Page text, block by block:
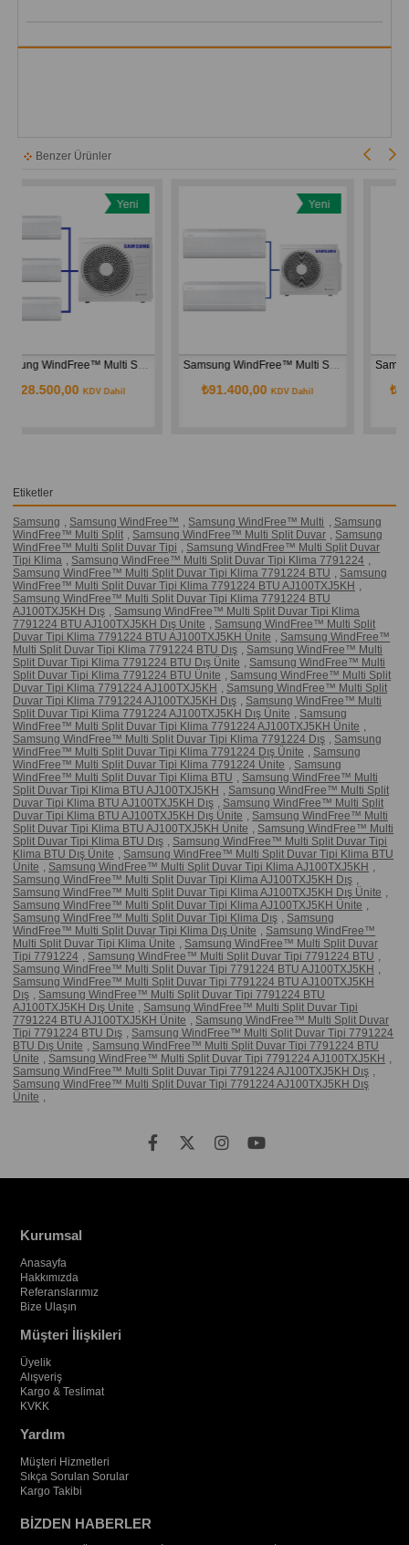
Benzer Ürünler
Samsung WindFree™ Multi Split Duvar Tipi Klima 9+9 BTU AJ050TXJ2KH Dış Ünite
₺91.400,00
Samsung WindFree™ Multi Split Duvar Tipi Klima 9+9+9+12 BTU AJ080TXJ4KH Dış Ünite
₺158.500,00
Etiketler
Samsung , Samsung WindFree™ , Samsung WindFree™ Multi , Samsung
WindFree™ Multi Split , Samsung WindFree™ Multi Split Duvar , Samsung
WindFree™ Multi Split Duvar Tipi , Samsung WindFree™ Multi Split Duvar
Tipi Klima , Samsung WindFree™ Multi Split Duvar Tipi Klima 7791224 ,
Samsung WindFree™ Multi Split Duvar Tipi Klima 7791224 BTU , Samsung
WindFree™ Multi Split Duvar Tipi Klima 7791224 BTU AJ100TXJ5KH ,
Samsung WindFree™ Multi Split Duvar Tipi Klima 7791224 BTU
AJ100TXJ5KH Dış , Samsung WindFree™ Multi Split Duvar Tipi Klima
7791224 BTU AJ100TXJ5KH Dış Ünite , Samsung WindFree™ Multi Split
Duvar Tipi Klima 7791224 BTU AJ100TXJ5KH Ünite , Samsung WindFree™
Multi Split Duvar Tipi Klima 7791224 BTU Dış , Samsung WindFree™ Multi
Split Duvar Tipi Klima 7791224 BTU Dış Ünite , Samsung WindFree™ Multi
Split Duvar Tipi Klima 7791224 BTU Ünite , Samsung WindFree™ Multi Split
Duvar Tipi Klima 7791224 AJ100TXJ5KH , Samsung WindFree™ Multi Split
Duvar Tipi Klima 7791224 AJ100TXJ5KH Dış , Samsung WindFree™ Multi
Split Duvar Tipi Klima 7791224 AJ100TXJ5KH Dış Ünite , Samsung
WindFree™ Multi Split Duvar Tipi Klima 7791224 AJ100TXJ5KH Ünite ,
Samsung WindFree™ Multi Split Duvar Tipi Klima 7791224 Dış , Samsung
WindFree™ Multi Split Duvar Tipi Klima 7791224 Dış Ünite , Samsung
WindFree™ Multi Split Duvar Tipi Klima 7791224 Ünite , Samsung
WindFree™ Multi Split Duvar Tipi Klima BTU , Samsung WindFree™ Multi
Split Duvar Tipi Klima BTU AJ100TXJ5KH , Samsung WindFree™ Multi Split
Duvar Tipi Klima BTU AJ100TXJ5KH Dış , Samsung WindFree™ Multi Split
Duvar Tipi Klima BTU AJ100TXJ5KH Dış Ünite , Samsung WindFree™ Multi
Split Duvar Tipi Klima BTU AJ100TXJ5KH Ünite , Samsung WindFree™ Multi
Split Duvar Tipi Klima BTU Dış , Samsung WindFree™ Multi Split Duvar Tipi
Klima BTU Dış Ünite , Samsung WindFree™ Multi Split Duvar Tipi Klima BTU
Ünite , Samsung WindFree™ Multi Split Duvar Tipi Klima AJ100TXJ5KH ,
Samsung WindFree™ Multi Split Duvar Tipi Klima AJ100TXJ5KH Dış ,
Samsung WindFree™ Multi Split Duvar Tipi Klima AJ100TXJ5KH Dış Ünite ,
Samsung WindFree™ Multi Split Duvar Tipi Klima AJ100TXJ5KH Ünite ,
Samsung WindFree™ Multi Split Duvar Tipi Klima Dış , Samsung
WindFree™ Multi Split Duvar Tipi Klima Dış Ünite , Samsung WindFree™
Multi Split Duvar Tipi Klima Ünite , Samsung WindFree™ Multi Split Duvar
Tipi 7791224 , Samsung WindFree™ Multi Split Duvar Tipi 7791224 BTU ,
Samsung WindFree™ Multi Split Duvar Tipi 7791224 BTU AJ100TXJ5KH ,
Samsung WindFree™ Multi Split Duvar Tipi 7791224 BTU AJ100TXJ5KH
Dış , Samsung WindFree™ Multi Split Duvar Tipi 7791224 BTU
AJ100TXJ5KH Dış Ünite , Samsung WindFree™ Multi Split Duvar Tipi
7791224 BTU AJ100TXJ5KH Ünite , Samsung WindFree™ Multi Split Duvar
Tipi 7791224 BTU Dış , Samsung WindFree™ Multi Split Duvar Tipi 7791224
BTU Dış Ünite , Samsung WindFree™ Multi Split Duvar Tipi 7791224 BTU
Ünite , Samsung WindFree™ Multi Split Duvar Tipi 7791224 AJ100TXJ5KH ,
Samsung WindFree™ Multi Split Duvar Tipi 7791224 AJ100TXJ5KH Dış ,
Samsung WindFree™ Multi Split Duvar Tipi 7791224 AJ100TXJ5KH Dış
Ünite ,
Kurumsal
Anasayfa
Hakkımızda
Referanslarımız
Bize Ulaşın
Müşteri İlişkileri
Üyelik
Alışveriş
Kargo & Teslimat
KVKK
Yardım
Müşteri Hizmetleri
Sıkça Sorulan Sorular
Kargo Takibi
BİZDEN HABERLER